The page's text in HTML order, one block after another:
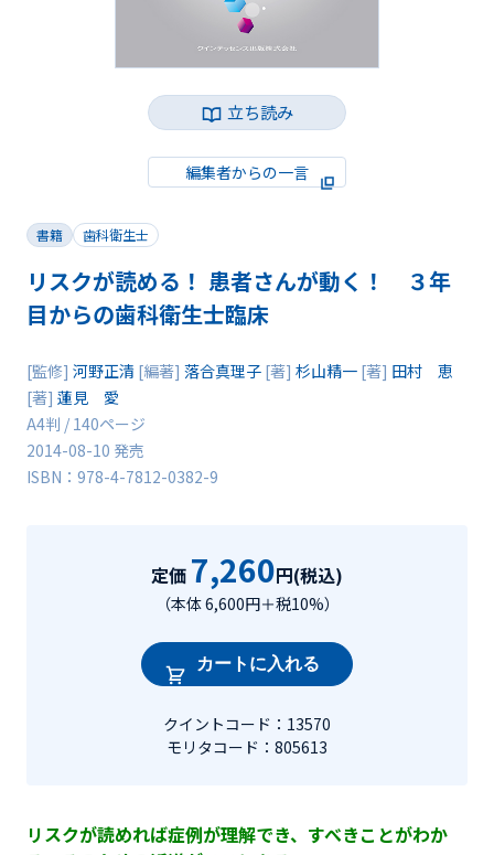
立ち読み
編集者からの一言
書籍 歯科衛生士
リスクが読める！ 患者さんが動く！ ３年
目からの歯科衛生士臨床
[監修] 河野正清 [編著] 落合真理子 [著] 杉山精一 [著] 田村 恵
[著] 蓮見 愛
A4判 / 140ページ
2014-08-10 発売
ISBN：978-4-7812-0382-9
定価 7,260円(税込)
（本体 6,600円＋税10%）
カートに入れる
クイントコード：13570
モリタコード：805613
リスクが読めれば症例が理解でき、すべきことがわか